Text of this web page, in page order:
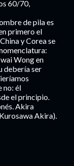
60/70,
de pila es
primero el
y Corea se
Wong en
debería ser
no: él
el principio.
Akira
Akira).